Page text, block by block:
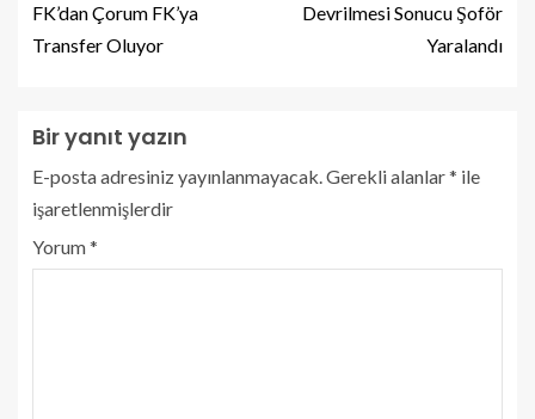
FK’dan Çorum FK’ya
Transfer Oluyor
Devrilmesi Sonucu Şoför
Yaralandı
Bir yanıt yazın
E-posta adresiniz yayınlanmayacak.Gerekli alanlar* ile
işaretlenmişlerdir
Yorum*